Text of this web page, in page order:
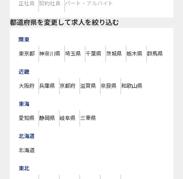
正社員 契約社員 パート・アルバイト
都道府県を変更して求人を絞り込む
関東
東京都 神奈川県 埼玉県 千葉県 茨城県 栃木県 群馬県
近畿
大阪府 兵庫県 京都府 滋賀県 奈良県 和歌山県
東海
愛知県 静岡県 岐阜県 三重県
北海道
北海道
東北